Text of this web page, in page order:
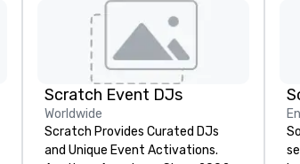
Scratch Event DJs
Worldwide
Scratch Provides Curated DJs
and Unique Event Activations.